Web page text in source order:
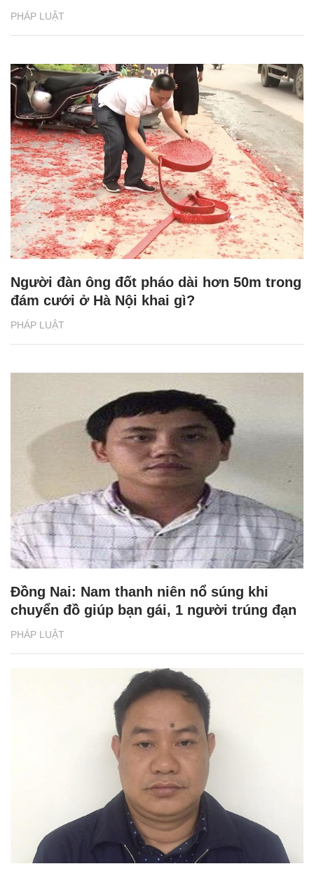
PHÁP LUẬT
PHÁP LUẬT
Người đàn ông đốt pháo dài hơn 50m trong
đám cưới ở Hà Nội khai gì?
PHÁP LUẬT
Đồng Nai: Nam thanh niên nổ súng khi
chuyển đồ giúp bạn gái, 1 người trúng đạn